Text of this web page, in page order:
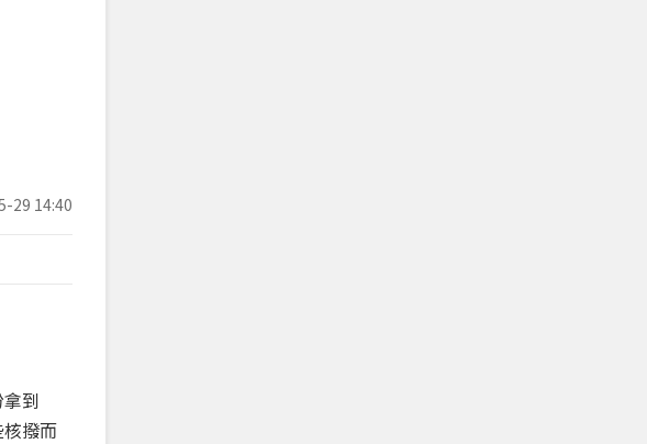
29 14:40
到
撥而